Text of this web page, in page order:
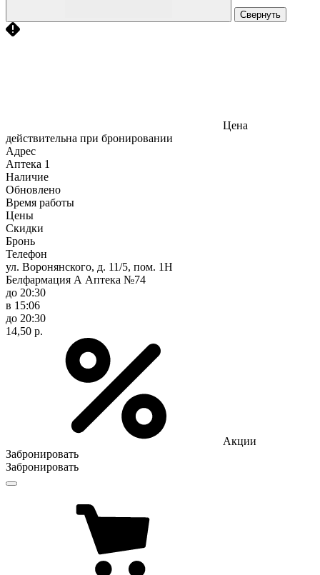
Свернуть
Цена
действительна при бронировании
Адрес
Аптека 1
Наличие
Обновлено
Время работы
Цены
Скидки
Бронь
Телефон
ул. Воронянского, д. 11/5, пом. 1Н
Белфармация А Аптека №74
до 20:30
в 15:06
до 20:30
14,50 р.
Акции
Забронировать
Забронировать